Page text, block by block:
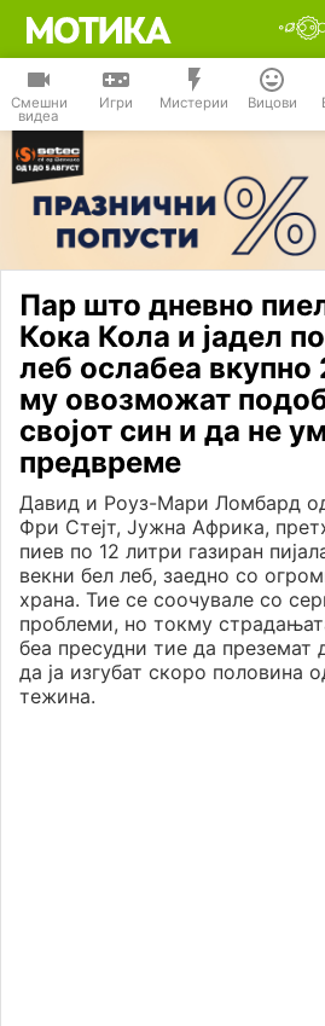
Смешни
видеа
Игри Мистерии Вицови
Пар што дневно
Кока Кола и јадел
леб ослабеа вкупно
му овозможат
својот син и да не
предвреме
Давид и Роуз-Мари Ломбард
Фри Стејт, Јужна Африка,
пиев по 12 литри газиран
векни бел леб, заедно со
храна. Тие се соочувале со
проблеми, но токму
беа пресудни тие да преземат
да ја изгубат скоро половина
тежина.